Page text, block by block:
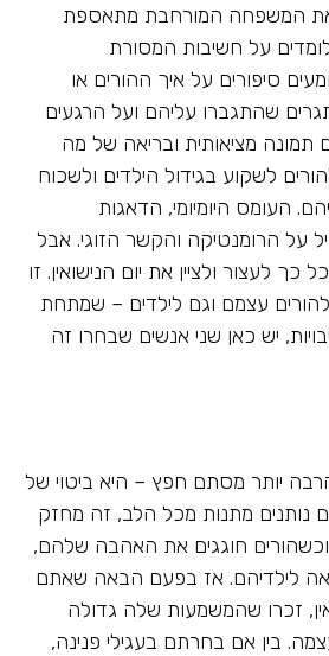
את המשפחה המורחבת מתאספת
לומדים על חשיבות המסורת
סיפורים על איך ההורים או
שהתגברו עליהם ועל הרגעים
מציאותית ובריאה של מה
לשקוע בגידול הילדים ולשכוח
העומס היומיומי, הדאגות
על הרומנטיקה והקשר הזוגי. אבל
לעצור ולציין את יום הנישואין. זו
עצמם וגם לילדים – שמתחת
יש כאן שני אנשים שבחרו זה
הרבה יותר מסתם חפץ – היא ביטוי של
נותנים מתנות מכל הלב, זה מחזק
חוגגים את האהבה שלהם,
לילדיהם. אז בפעם הבאה שאתם
זכרו שהמשמעות שלה גדולה
בין אם בחרתם בעגילי פנינה,